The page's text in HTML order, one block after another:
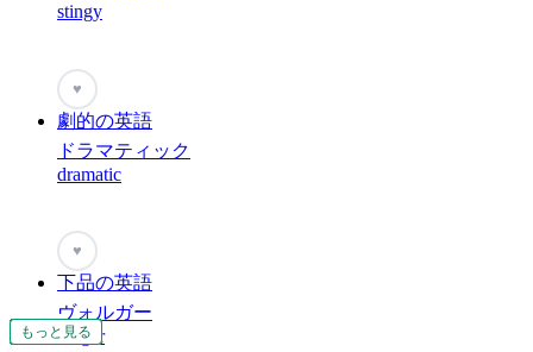
もっと見る
もっと見る
もっと見る
もっと見る
もっと見る
もっと見る
もっと見る
もっと見る
もっと見る
もっと見る
もっと見る
もっと見る
もっと見る
もっと見る
もっと見る
もっと見る
stingy
♥
劇的の英語
ドラマティック
dramatic
♥
下品の英語
ヴォルガー
vulgar
もっと見る
もっと見る
もっと見る
もっと見る
もっと見る
もっと見る
もっと見る
もっと見る
もっと見る
もっと見る
もっと見る
もっと見る
もっと見る
もっと見る
もっと見る
もっと見る
もっと見る
もっと見る
もっと見る
もっと見る
もっと見る
もっと見る
もっと見る
もっと見る
もっと見る
もっと見る